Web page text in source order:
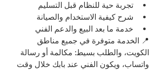
تجربة حية للنظام قبل التسليم
شرح كيفية الاستخدام والصيانة
خدمة ما بعد البيع والدعم الفني
📍 الخدمة متوفرة في جميع مناطق
الكويت، والطلب بسيط: مكالمة أو رسالة
واتساب، ويكون الفني عند بابك خلال وقت